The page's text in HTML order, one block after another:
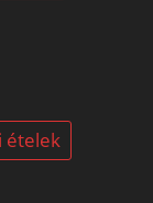
ételek